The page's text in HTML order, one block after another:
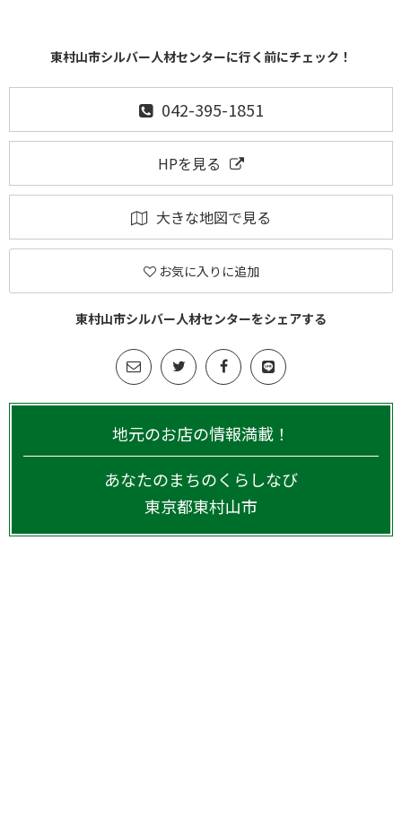
東村山市シルバー人材センターに行く前にチェック！
042-395-1851
HPを見る
大きな地図で見る
お気に入りに追加
東村山市シルバー人材センターをシェアする
地元のお店の情報満載！
あなたのまちのくらしなび
東京都東村山市